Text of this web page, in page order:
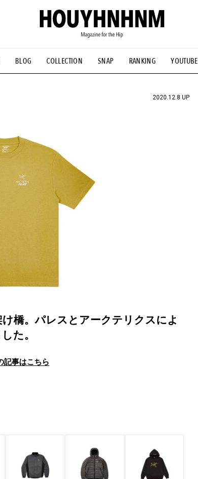
BLOG COLLECTION SNAP RANKING YOUTUBE
#古着サミット #NEW VINTAGE #マイナーグッド図鑑
IT #AH.H #ととけん #FASHION #MUSIC
2020.12.8 UP
橋。パレスとアークテリクスによ
た。
記事はこちら